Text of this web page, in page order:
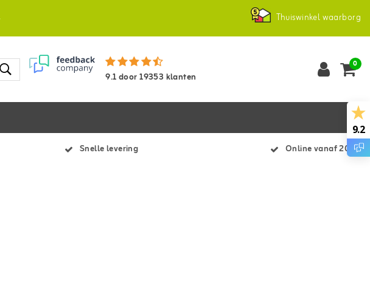
Thuiswinkel waarborg
9.1door19353 klanten
0
Snelle levering Online vanaf 2007
9.2